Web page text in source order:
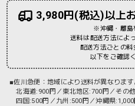
3,980円(税込)以上
※沖縄・離島
送料は配送方法によ
配送方法ごとの料
以下をご確認
■佐川急便：地域により送料が異なります
北海道:900円／東北地区:700円／その
四国:500円／九州:500円／沖縄県:1,000